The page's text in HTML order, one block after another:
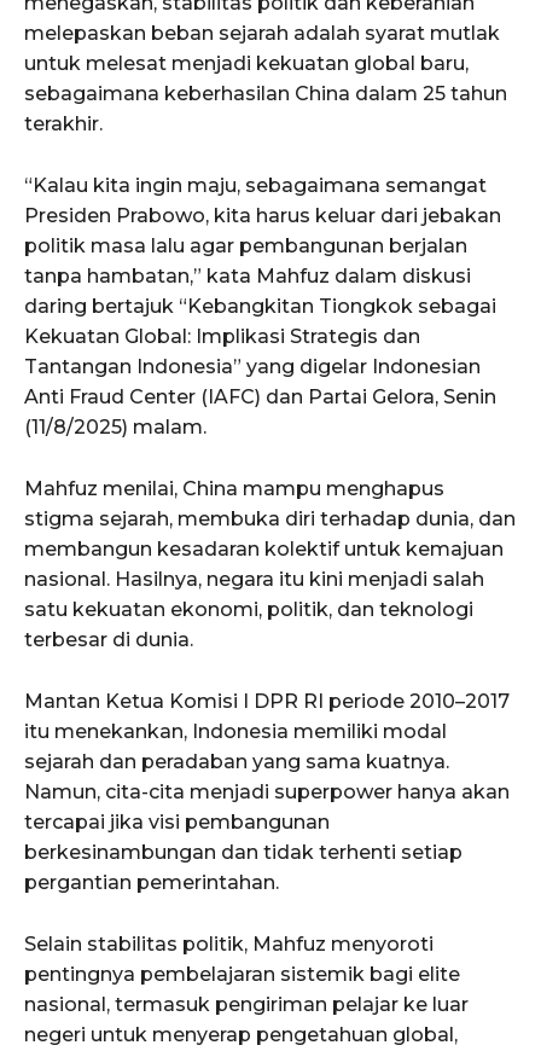
melepaskan beban sejarah adalah syarat mutlak
untuk melesat menjadi kekuatan global baru,
sebagaimana keberhasilan China dalam 25 tahun
terakhir.
“Kalau kita ingin maju, sebagaimana semangat
Presiden Prabowo, kita harus keluar dari jebakan
politik masa lalu agar pembangunan berjalan
tanpa hambatan,” kata Mahfuz dalam diskusi
daring bertajuk “Kebangkitan Tiongkok sebagai
Kekuatan Global: Implikasi Strategis dan
Tantangan Indonesia” yang digelar Indonesian
Anti Fraud Center (IAFC) dan Partai Gelora, Senin
(11/8/2025) malam.
Mahfuz menilai, China mampu menghapus
stigma sejarah, membuka diri terhadap dunia, dan
membangun kesadaran kolektif untuk kemajuan
nasional. Hasilnya, negara itu kini menjadi salah
satu kekuatan ekonomi, politik, dan teknologi
terbesar di dunia.
Mantan Ketua Komisi I DPR RI periode 2010–2017
itu menekankan, Indonesia memiliki modal
sejarah dan peradaban yang sama kuatnya.
Namun, cita-cita menjadi superpower hanya akan
tercapai jika visi pembangunan
berkesinambungan dan tidak terhenti setiap
pergantian pemerintahan.
Selain stabilitas politik, Mahfuz menyoroti
pentingnya pembelajaran sistemik bagi elite
nasional, termasuk pengiriman pelajar ke luar
negeri untuk menyerap pengetahuan global,